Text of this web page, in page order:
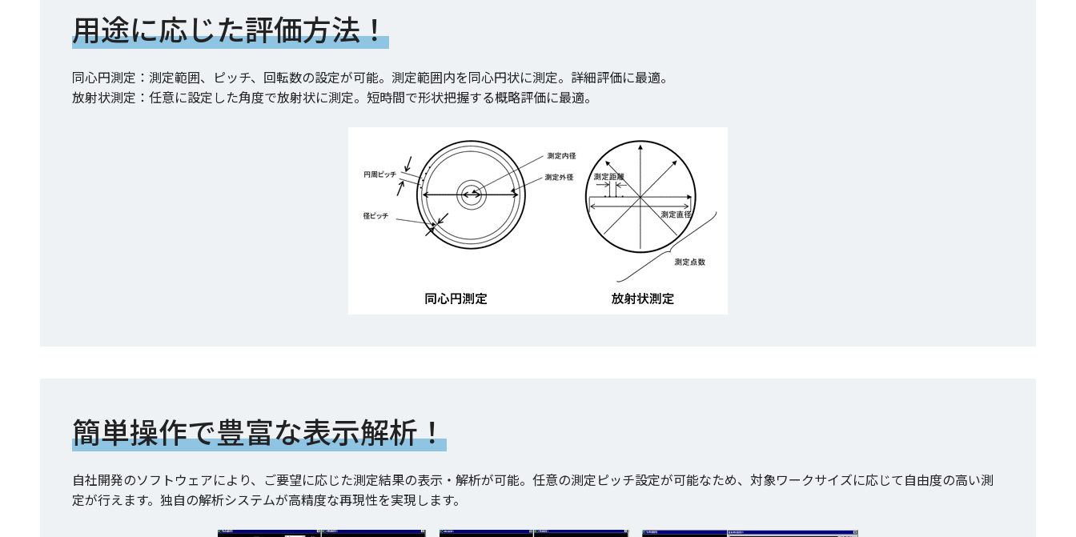
用途に応じた評価方法！
同心円測定：測定範囲、ピッチ、回転数の設定が可能。測定範囲内を同心円状に測定。詳細評価に最適。
放射状測定：任意に設定した角度で放射状に測定。短時間で形状把握する概略評価に最適。
簡単操作で豊富な表示解析！
自社開発のソフトウェアにより、ご要望に応じた測定結果の表示・解析が可能。任意の測定ピッチ設定が可能なため、対象ワークサイズに応じて自由度の高い測
定が行えます。独自の解析システムが高精度な再現性を実現します。